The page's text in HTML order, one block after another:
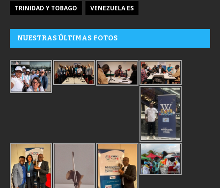
TRINIDAD Y TOBAGO VENEZUELA ES
NUESTRAS ÚLTIMAS FOTOS